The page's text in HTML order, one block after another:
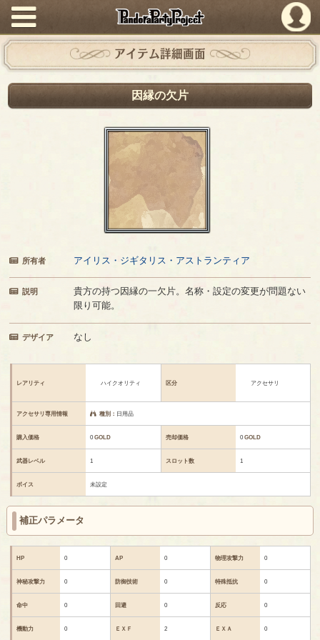
PandoraPartyProject
アイテム詳細画面
因縁の欠片
所有者 アイリス・ジギタリス・アストランティア
説明
貴方の持つ因縁の一欠片。名称・設定の変更が問題ない
限り可能。
デザイア なし
レアリティ ハイクオリティ 区分 アクセサリ
アクセサリ専用情報 種別： 日用品
購入価格 0GOLD 売却価格 0GOLD
武器レベル 1 スロット数 1
ボイス 未設定
補正パラメータ
HP 0 AP 0 物理攻撃力 0
神秘攻撃力 0 防御技術 0 特殊抵抗 0
命中 0 回避 0 反応 0
機動力 0 ＥＸＦ 2 ＥＸＡ 0